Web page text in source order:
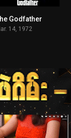
Godfather
14, 1972